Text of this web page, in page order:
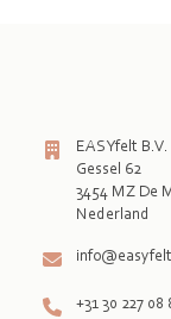
EASYfelt B.V.
Gessel 62
3454 MZ De
Nederland
+31 30 227 08